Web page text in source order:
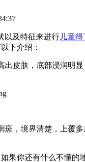
以及特征来进行 儿童
下介绍：
肤，底部浸润明
境界清楚，上覆
你还有什么不懂的